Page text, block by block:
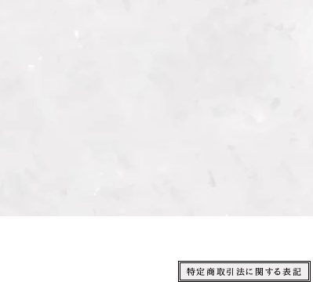
特定商取引法に関する表記